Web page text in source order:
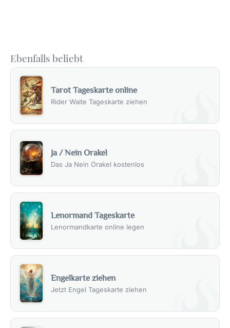
Ebenfalls beliebt
Tarot Tageskarte online
Rider Waite Tageskarte ziehen
Ja / Nein Orakel
Das Ja Nein Orakel kostenlos
Lenormand Tageskarte
Lenormandkarte online legen
Engelkarte ziehen
Jetzt Engel Tageskarte ziehen